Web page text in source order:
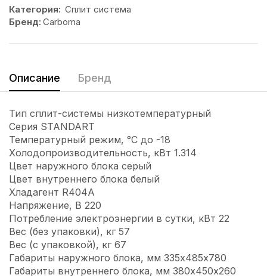
Категория: Сплит система
Бренд: Carboma
Описание Бренд
Тип сплит-системы низкотемпературный
Серия STANDART
Температурный режим, °C до -18
Холодопроизводительность, кВт 1.314
Цвет наружного блока серый
Цвет внутреннего блока белый
Хладагент R404A
Напряжение, В 220
Потребление электроэнергии в сутки, кВт 22
Вес (без упаковки), кг 57
Вес (с упаковкой), кг 67
Габариты наружного блока, мм 335х485х780
Габариты внутреннего блока, мм 380х450х260